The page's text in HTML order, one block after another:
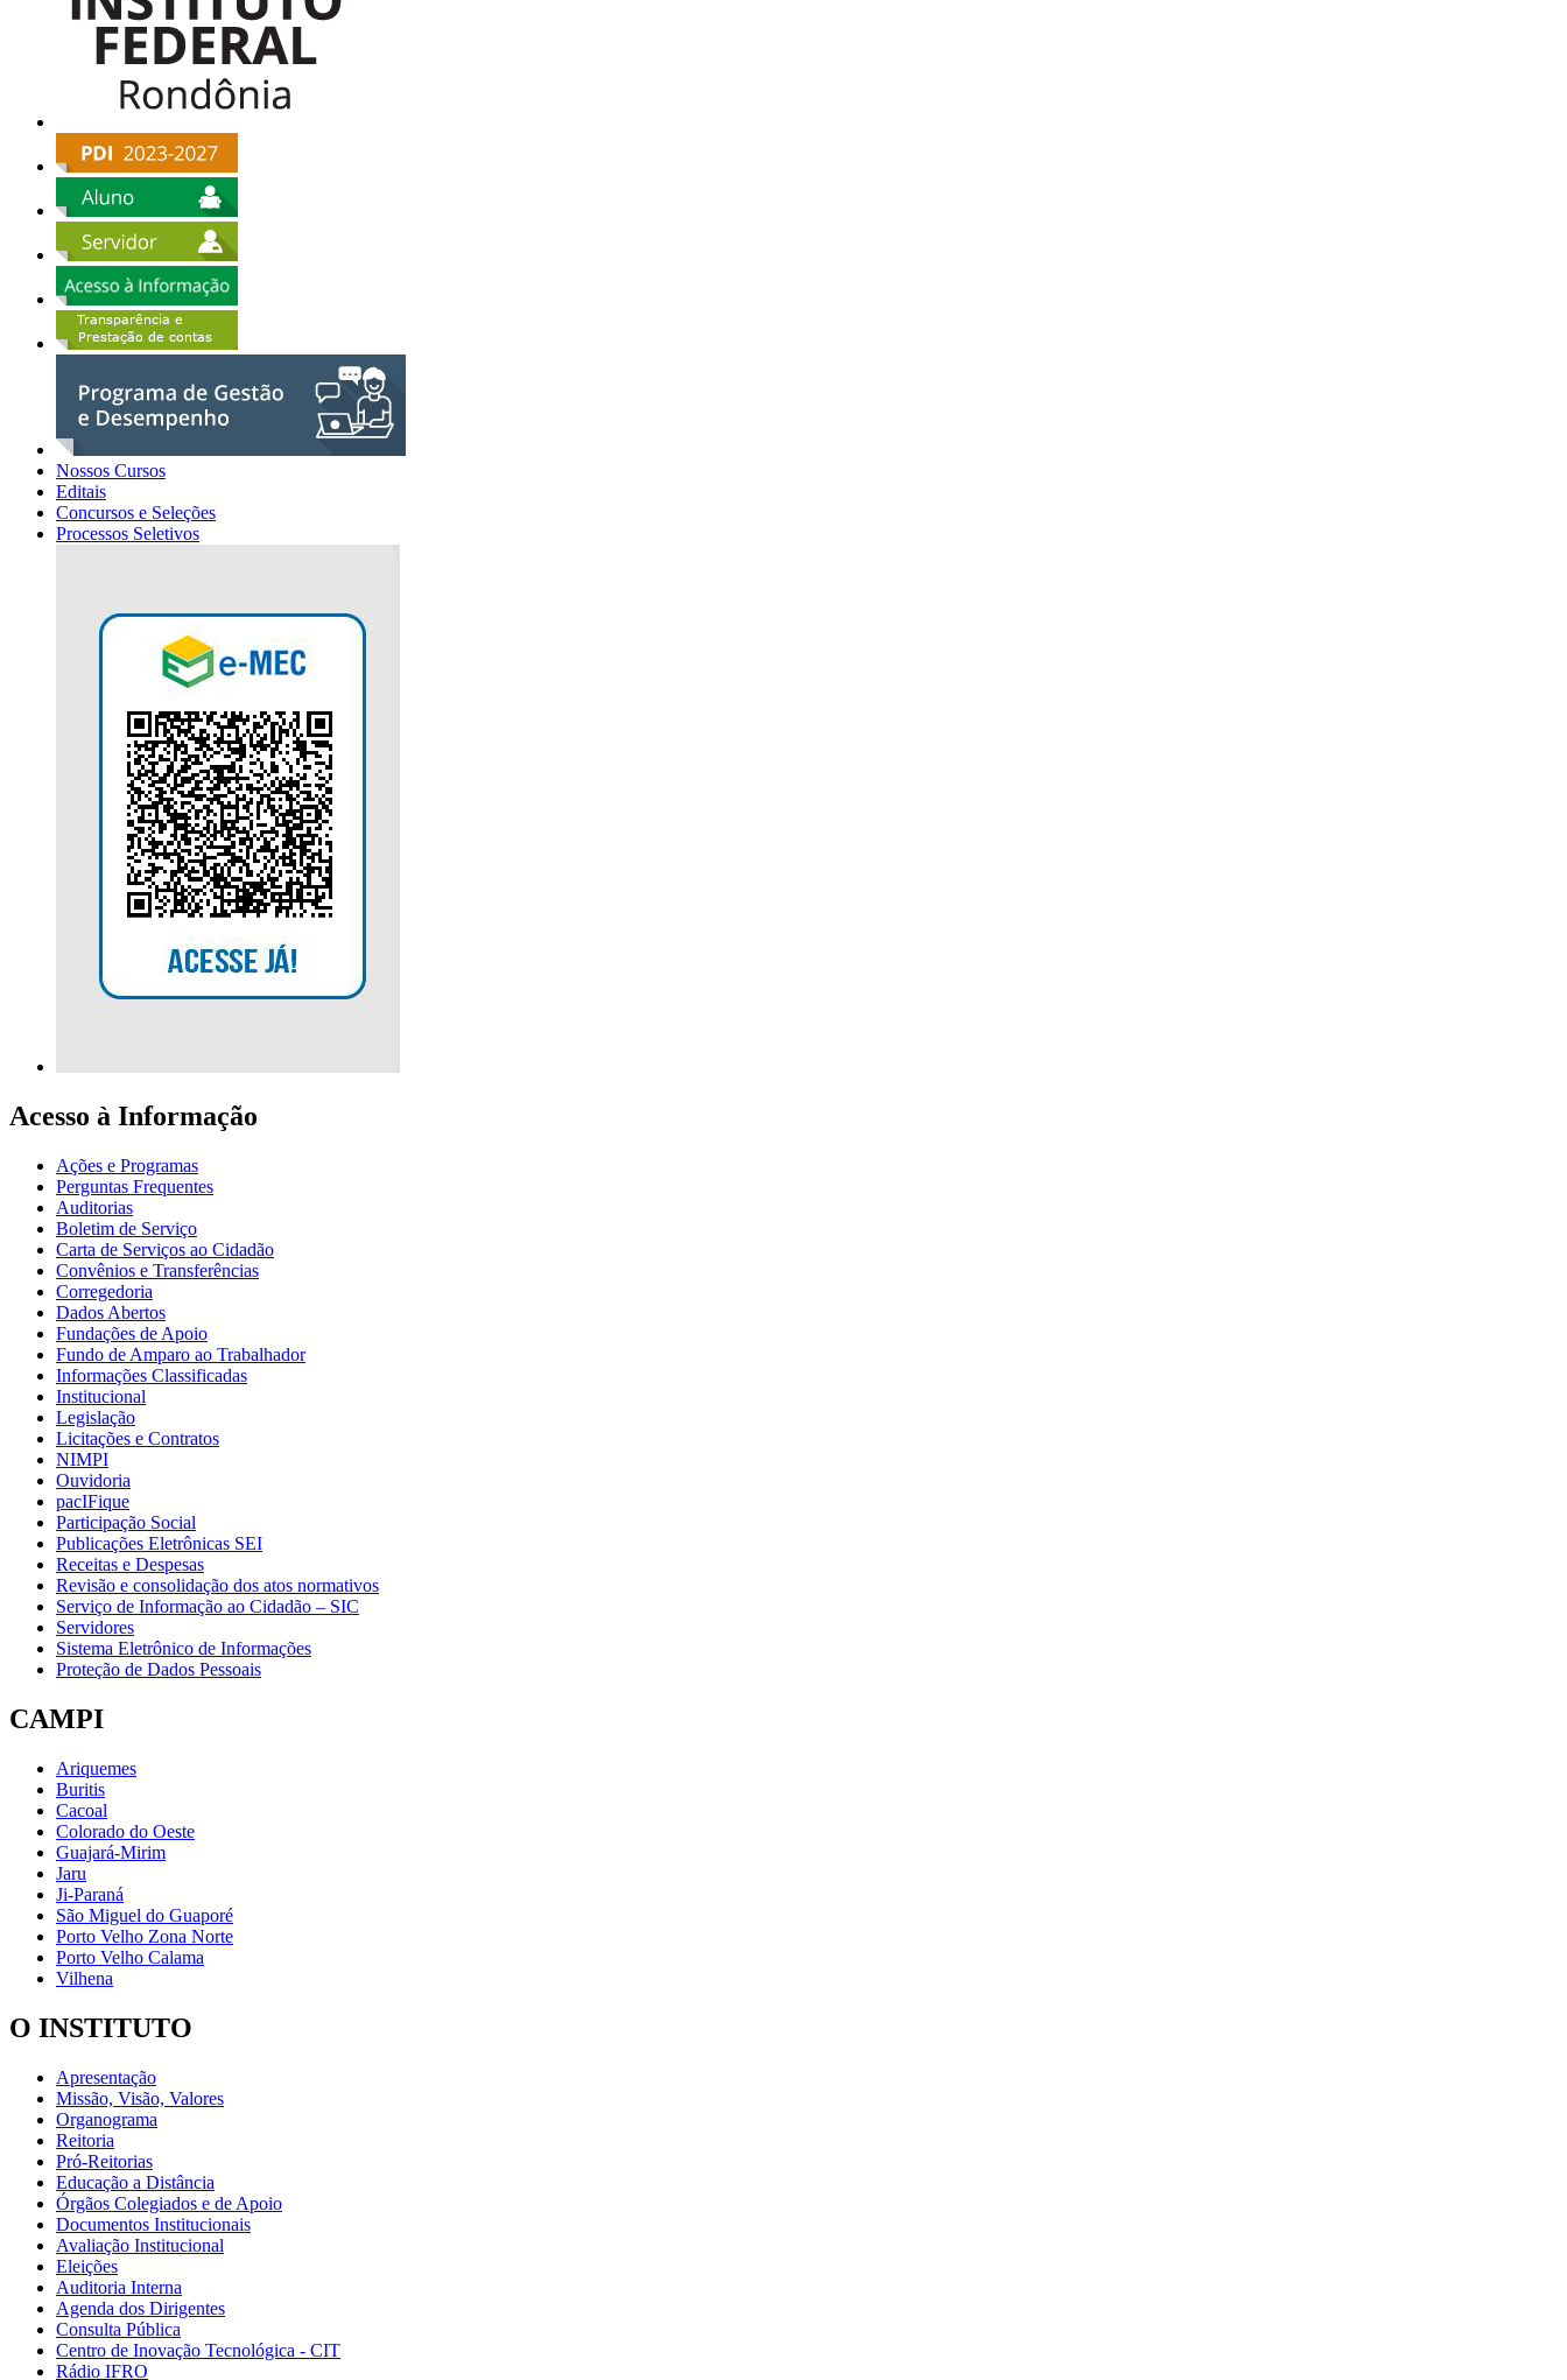
Nossos Cursos
Editais
Concursos e Seleções
Processos Seletivos
Acesso à Informação
Ações e Programas
Perguntas Frequentes
Auditorias
Boletim de Serviço
Carta de Serviços ao Cidadão
Convênios e Transferências
Corregedoria
Dados Abertos
Fundações de Apoio
Fundo de Amparo ao Trabalhador
Informações Classificadas
Institucional
Legislação
Licitações e Contratos
NIMPI
Ouvidoria
pacIFique
Participação Social
Publicações Eletrônicas SEI
Receitas e Despesas
Revisão e consolidação dos atos normativos
Serviço de Informação ao Cidadão – SIC
Servidores
Sistema Eletrônico de Informações
Proteção de Dados Pessoais
CAMPI
Ariquemes
Buritis
Cacoal
Colorado do Oeste
Guajará-Mirim
Jaru
Ji-Paraná
São Miguel do Guaporé
Porto Velho Zona Norte
Porto Velho Calama
Vilhena
O INSTITUTO
Apresentação
Missão, Visão, Valores
Organograma
Reitoria
Pró-Reitorias
Educação a Distância
Órgãos Colegiados e de Apoio
Documentos Institucionais
Avaliação Institucional
Eleições
Auditoria Interna
Agenda dos Dirigentes
Consulta Pública
Centro de Inovação Tecnológica - CIT
Rádio IFRO